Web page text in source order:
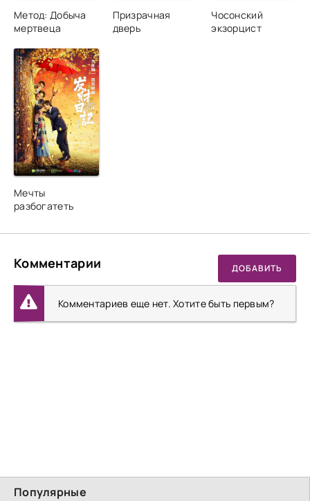
Популярные
Метод: Добыча
мертвеца
Призрачная
дверь
Чосонский
экзорцист
Мечты
разбогатеть
Комментарии ДОБАВИТЬ
Комментариев еще нет. Хотите быть первым?